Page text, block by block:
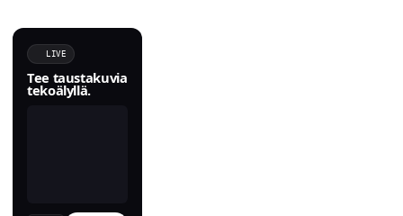
LIVE
Tee taustakuvia
tekoälyllä.